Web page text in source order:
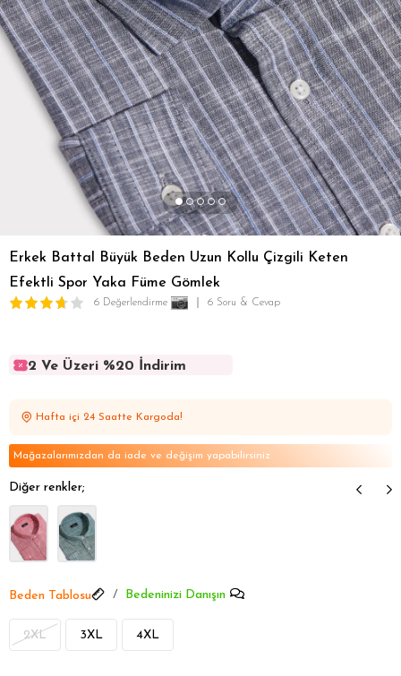
Erkek Battal Büyük Beden Uzun Kollu Çizgili Keten
Efektli Spor Yaka Füme Gömlek
6 Değerlendirme 6 Soru & Cevap
2 Ve Üzeri %20 İndirim
2 Ve Üzeri %20 İndirim
Hafta içi 24 Saatte Kargoda!
Mağazalarımızdan da iade ve değişim yapabilirsiniz
Diğer renkler;
Beden Tablosu Bedeninizi Danışın
2XL 3XL 4XL